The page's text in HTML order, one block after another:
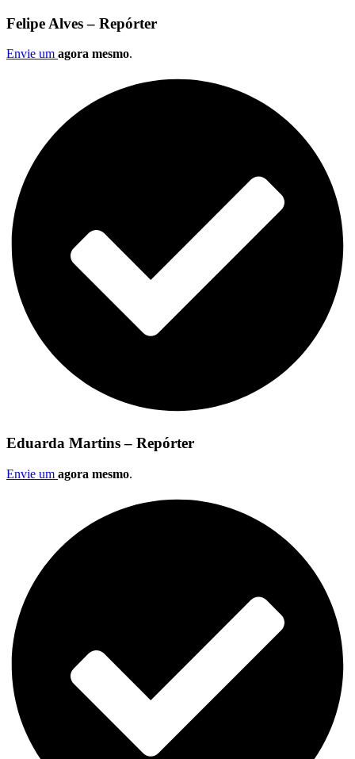
Felipe Alves – Repórter
Envie um agora mesmo.
Eduarda Martins – Repórter
Envie um agora mesmo.